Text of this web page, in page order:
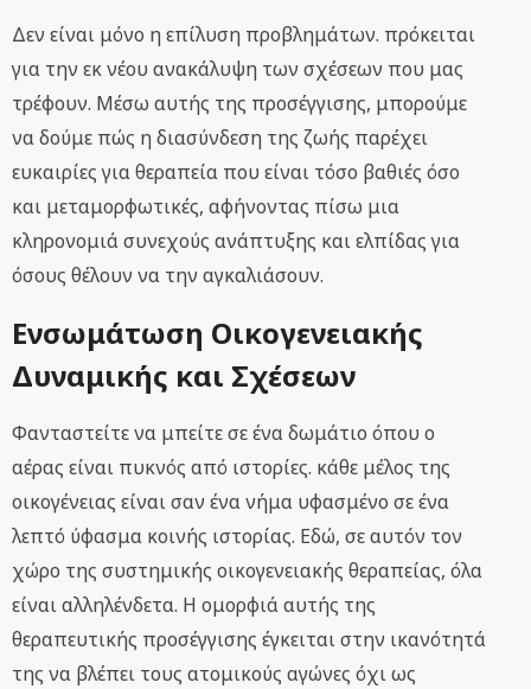
Δεν είναι μόνο η επίλυση προβλημάτων. πρόκειται
για την εκ νέου ανακάλυψη των σχέσεων που μας
τρέφουν. Μέσω αυτής της προσέγγισης, μπορούμε
να δούμε πώς η διασύνδεση της ζωής παρέχει
ευκαιρίες για θεραπεία που είναι τόσο βαθιές όσο
και μεταμορφωτικές, αφήνοντας πίσω μια
κληρονομιά συνεχούς ανάπτυξης και ελπίδας για
όσους θέλουν να την αγκαλιάσουν.
Ενσωμάτωση Οικογενειακής
Δυναμικής και Σχέσεων
Φανταστείτε να μπείτε σε ένα δωμάτιο όπου ο
αέρας είναι πυκνός από ιστορίες. κάθε μέλος της
οικογένειας είναι σαν ένα νήμα υφασμένο σε ένα
λεπτό ύφασμα κοινής ιστορίας. Εδώ, σε αυτόν τον
χώρο της συστημικής οικογενειακής θεραπείας, όλα
είναι αλληλένδετα. Η ομορφιά αυτής της
θεραπευτικής προσέγγισης έγκειται στην ικανότητά
της να βλέπει τους ατομικούς αγώνες όχι ως